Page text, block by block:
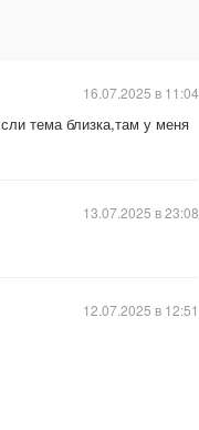
тема близка,там у меня
16.07.2025 в 11:04
13.07.2025 в 23:08
12.07.2025 в 12:51